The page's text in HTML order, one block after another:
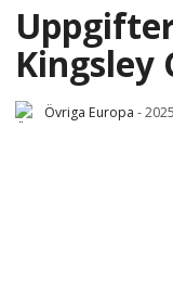
Kingsley
Övriga Europa -